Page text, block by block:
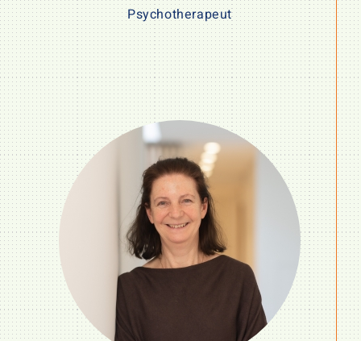
Psychotherapeut